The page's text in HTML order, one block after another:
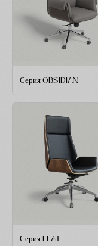
Серия OBSIDIAN
Серия FLAT